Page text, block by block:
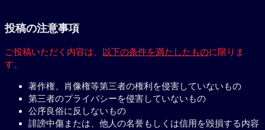
投稿の注意事項
ご投稿いただく内容は、 以下の条件を満たしたものに限りま
す。
著作権、肖像権等第三者の権利を侵害していないもの
第三者のプライバシーを侵害していないもの
公序良俗に反しないもの
誹謗中傷または、他人の名誉もしくは信用を毀損する内容